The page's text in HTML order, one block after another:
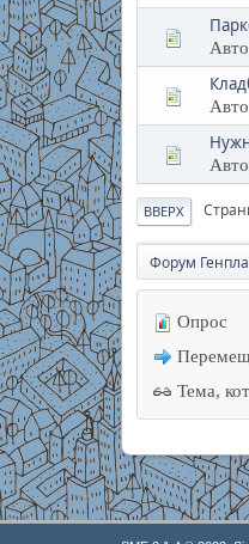
ВВЕРХ
Форум
Опрос
Тема,